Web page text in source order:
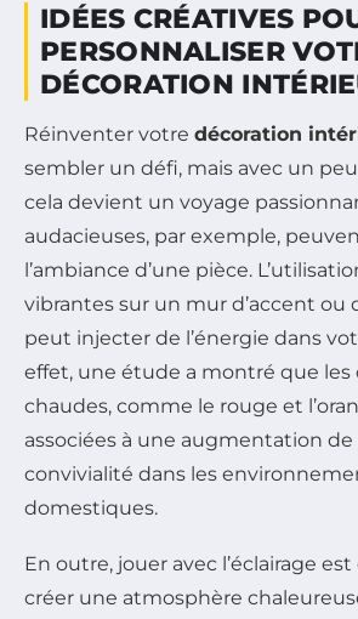
IDÉES CRÉATIVES
PERSONNALISER
DÉCORATION
Réinventer votre décoration
sembler un défi, mais avec un
cela devient un voyage
audacieuses, par exemple,
l’ambiance d’une pièce.
vibrantes sur un mur d’accent ou
peut injecter de l’énergie dans
effet, une étude a montré que les
chaudes, comme le rouge et
associées à une augmentation de
convivialité dans les
domestiques.
En outre, jouer avec l’éclairage
créer une atmosphère